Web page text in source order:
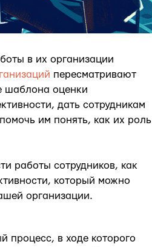
в их организации
пересматривают
шаблона оценки
дать сотрудникам
им понять, как их роль
работы сотрудников, как
который можно
организации.
процесс, в ходе которого